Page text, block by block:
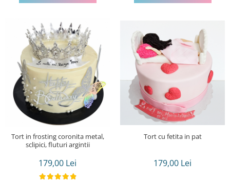
Tort in frosting coronita metal,
sclipici, fluturi argintii
179,00 Lei
Tort cu fetita in pat
179,00 Lei